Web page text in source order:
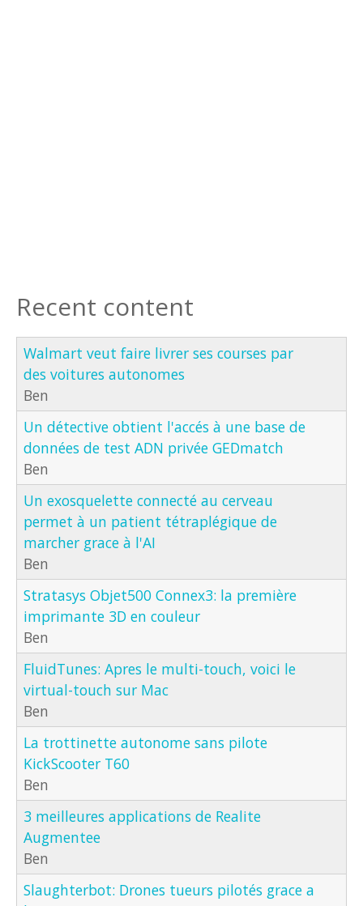
Recent content
Walmart veut faire livrer ses courses par
des voitures autonomes
Ben
Un détective obtient l'accés à une base de
données de test ADN privée GEDmatch
Ben
Un exosquelette connecté au cerveau
permet à un patient tétraplégique de
marcher grace à l'AI
Ben
Stratasys Objet500 Connex3: la première
imprimante 3D en couleur
Ben
FluidTunes: Apres le multi-touch, voici le
virtual-touch sur Mac
Ben
La trottinette autonome sans pilote
KickScooter T60
Ben
3 meilleures applications de Realite
Augmentee
Ben
Slaughterbot: Drones tueurs pilotés grace a